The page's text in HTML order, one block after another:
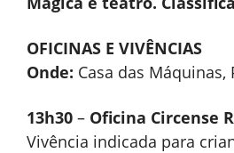
OFICINAS E VIVÊNCIAS
Onde: Casa das Máquinas,
13h30 – Oficina Circense
Vivência indicada para